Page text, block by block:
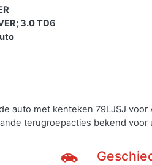
3.0 TD6
auto met kenteken 79LJSJ
terugroepacties bekend